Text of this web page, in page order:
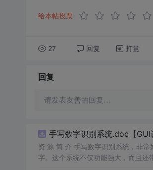
给本帖投票
27 回复 打赏
回复
请发表友善的回复…
手写数字识别系统.doc【GUI
资 源 简 介 手写数字识别系统，非
字。这个系统不仅功能强大，而且还